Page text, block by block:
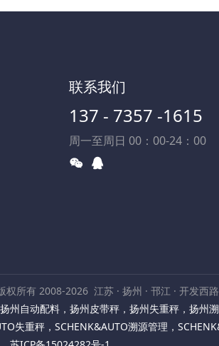
联系我们
137 - 7357 -1615
周一至周日 00：00-24：00
权所有 2008-2026 江苏 · 扬州 · 邗江 · 开发西
扬州自动配料， 扬州皮带秤， 扬州失重秤， 扬州
失重秤 ， SCHENK&AUTO溯源管理 ，